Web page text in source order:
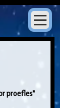
proefles"